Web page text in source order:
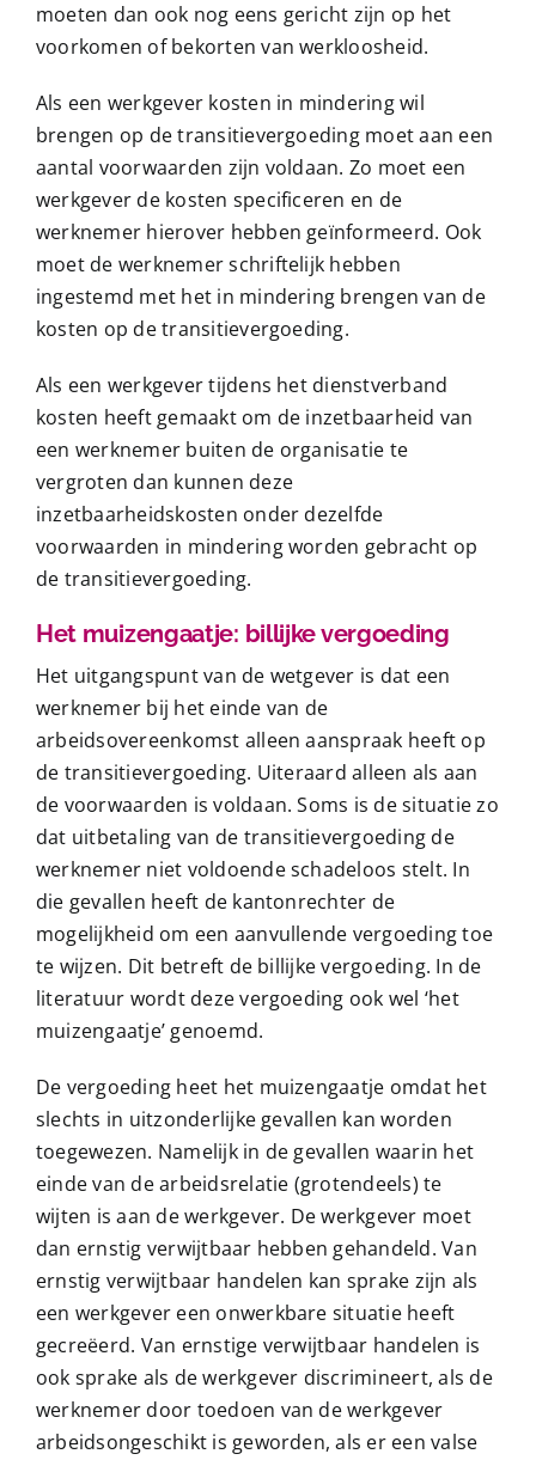
moeten dan ook nog eens gericht zijn op het
voorkomen of bekorten van werkloosheid.
Als een werkgever kosten in mindering wil
brengen op de transitievergoeding moet aan een
aantal voorwaarden zijn voldaan. Zo moet een
werkgever de kosten specificeren en de
werknemer hierover hebben geïnformeerd. Ook
moet de werknemer schriftelijk hebben
ingestemd met het in mindering brengen van de
kosten op de transitievergoeding.
Als een werkgever tijdens het dienstverband
kosten heeft gemaakt om de inzetbaarheid van
een werknemer buiten de organisatie te
vergroten dan kunnen deze
inzetbaarheidskosten onder dezelfde
voorwaarden in mindering worden gebracht op
de transitievergoeding.
Het muizengaatje: billijke vergoeding
Het uitgangspunt van de wetgever is dat een
werknemer bij het einde van de
arbeidsovereenkomst alleen aanspraak heeft op
de transitievergoeding. Uiteraard alleen als aan
de voorwaarden is voldaan. Soms is de situatie zo
dat uitbetaling van de transitievergoeding de
werknemer niet voldoende schadeloos stelt. In
die gevallen heeft de kantonrechter de
mogelijkheid om een aanvullende vergoeding toe
te wijzen. Dit betreft de billijke vergoeding. In de
literatuur wordt deze vergoeding ook wel ‘het
muizengaatje’ genoemd.
De vergoeding heet het muizengaatje omdat het
slechts in uitzonderlijke gevallen kan worden
toegewezen. Namelijk in de gevallen waarin het
einde van de arbeidsrelatie (grotendeels) te
wijten is aan de werkgever. De werkgever moet
dan ernstig verwijtbaar hebben gehandeld. Van
ernstig verwijtbaar handelen kan sprake zijn als
een werkgever een onwerkbare situatie heeft
gecreëerd. Van ernstige verwijtbaar handelen is
ook sprake als de werkgever discrimineert, als de
werknemer door toedoen van de werkgever
arbeidsongeschikt is geworden, als er een valse